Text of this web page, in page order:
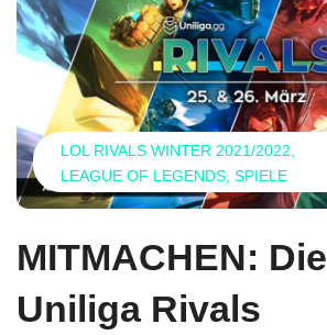
LOL RIVALS WINTER 2021/2022
LEAGUE OF LEGENDS SPIELE
MITMACHEN:
Uniliga Rivals